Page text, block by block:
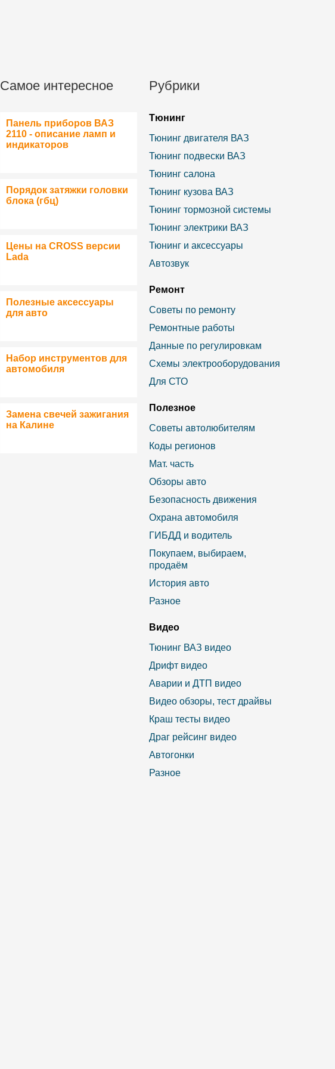
Самое интересное
Панель приборов ВАЗ
2110 - описание ламп и
индикаторов
Порядок затяжки головки
блока (гбц)
Цены на CROSS версии
Lada
Полезные аксессуары
для авто
Набор инструментов для
автомобиля
Замена свечей зажигания
на Калине
Рубрики
Тюнинг
Тюнинг двигателя ВАЗ
Тюнинг подвески ВАЗ
Тюнинг салона
Тюнинг кузова ВАЗ
Тюнинг тормозной системы
Тюнинг электрики ВАЗ
Тюнинг и аксессуары
Автозвук
Ремонт
Советы по ремонту
Ремонтные работы
Данные по регулировкам
Схемы электрооборудования
Для СТО
Полезное
Советы автолюбителям
Коды регионов
Мат. часть
Обзоры авто
Безопасность движения
Охрана автомобиля
ГИБДД и водитель
Покупаем, выбираем,
продаём
История авто
Разное
Видео
Тюнинг ВАЗ видео
Дрифт видео
Аварии и ДТП видео
Видео обзоры, тест драйвы
Краш тесты видео
Драг рейсинг видео
Автогонки
Разное